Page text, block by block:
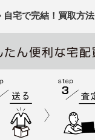
自宅で完結！買取方法